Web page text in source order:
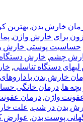
خارش بدن بهترین
برای خارش واژن
حساسیت پوستی خارش
چشم خارش دستگاه
دستگاه تناسلی
خارش بدن با
ها درمان خانگی
واژن درمان
بدن در شب علت
پوست بدن عوارض